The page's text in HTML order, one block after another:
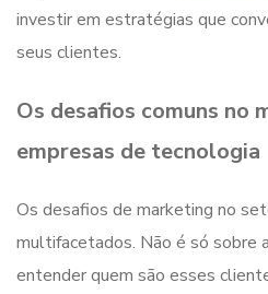
investir em estratégias que
seus clientes.
Os desafios comuns no
empresas de tecnologia
Os desafios de marketing no
multifacetados. Não é só sobre
entender quem são esses